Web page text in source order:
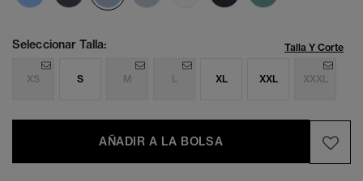
Seleccionar Talla: Talla Y Corte
XS S M L XL XXL XXXL
AÑADIR A LA BOLSA